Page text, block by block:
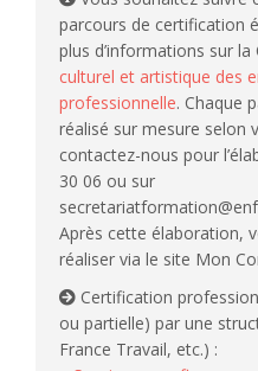
parcours de certification
plus d’informations sur
culturel et artistique des
professionnelle. Chaque
réalisé sur mesure selon
contactez-nous pour
30 06 ou sur
Après cette élaboration,
réaliser via le site Mon
Certification
ou partielle) par une
France Travail, etc.) :